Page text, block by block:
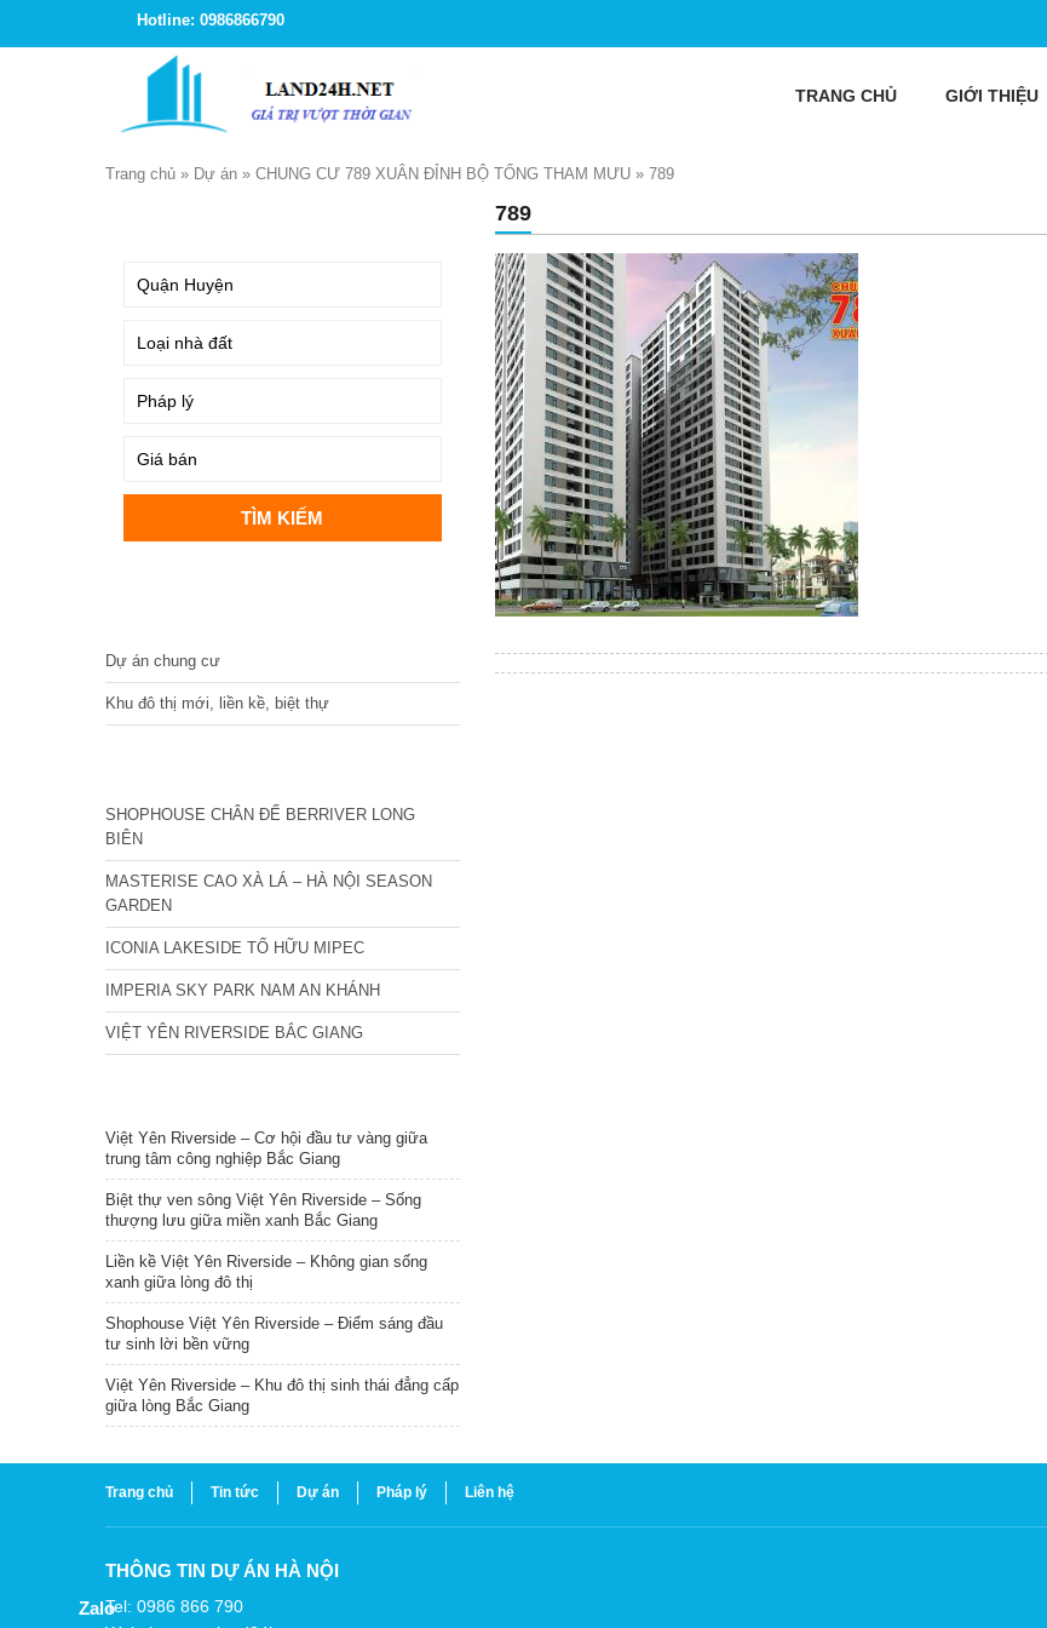
Hotline: 0986866790
TRANG CHỦ GIỚI THIỆU
Trang chủ » Dự án » CHUNG CƯ 789 XUÂN ĐỈNH BỘ TỔNG THAM MƯU » 789
789
Dự án chung cư
Khu đô thị mới, liền kề, biệt thự
SHOPHOUSE CHÂN ĐẾ BERRIVER LONG
BIÊN
MASTERISE CAO XÀ LÁ – HÀ NỘI SEASON
GARDEN
ICONIA LAKESIDE TỐ HỮU MIPEC
IMPERIA SKY PARK NAM AN KHÁNH
VIỆT YÊN RIVERSIDE BẮC GIANG
Việt Yên Riverside – Cơ hội đầu tư vàng giữa
trung tâm công nghiệp Bắc Giang
Biệt thự ven sông Việt Yên Riverside – Sống
thượng lưu giữa miền xanh Bắc Giang
Liền kề Việt Yên Riverside – Không gian sống
xanh giữa lòng đô thị
Shophouse Việt Yên Riverside – Điểm sáng đầu
tư sinh lời bền vững
Việt Yên Riverside – Khu đô thị sinh thái đẳng cấp
giữa lòng Bắc Giang
Trang chủ Tin tức Dự án Pháp lý Liên hệ
THÔNG TIN DỰ ÁN HÀ NỘI
Tel: 0986 866 790
Zalo